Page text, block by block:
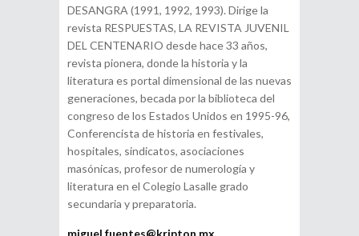
DESANGRA (1991, 1992, 1993). Dirige la
revista RESPUESTAS, LA REVISTA JUVENIL
DEL CENTENARIO desde hace 33 años,
revista pionera, donde la historia y la
literatura es portal dimensional de las nuevas
generaciones, becada por la biblioteca del
congreso de los Estados Unidos en 1995-96,
Conferencista de historia en festivales,
hospitales, sindicatos, asociaciones
masónicas, profesor de numerología y
literatura en el Colegio Lasalle grado
secundaria y preparatoria.
miguel.fuentes@kripton.mx